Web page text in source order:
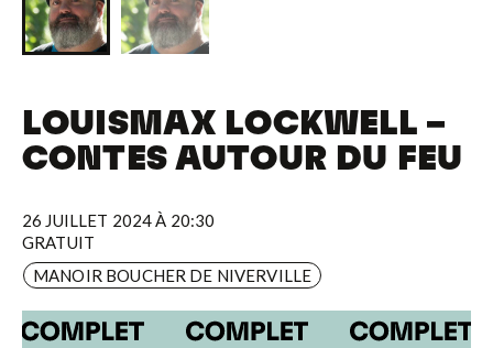
LOUISMAX LOCKWELL –
CONTES AUTOUR DU FEU
26 JUILLET 2024 À 20:30
GRATUIT
MANOIR BOUCHER DE NIVERVILLE